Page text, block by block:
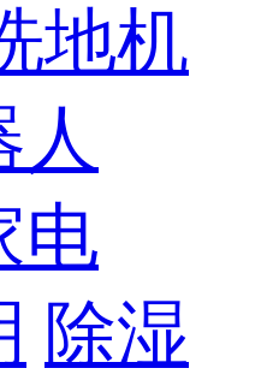
地机
电
除湿